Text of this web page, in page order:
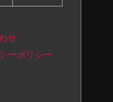
せ
ーポリシー